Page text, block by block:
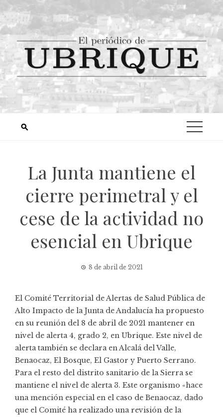
La Junta mantiene el
cierre perimetral y el
cese de la actividad no
esencial en Ubrique
8 de abril de 2021
El Comité Territorial de Alertas de Salud Pública de
Alto Impacto de la Junta de Andalucía ha propuesto
en su reunión del 8 de abril de 2021 mantener en
nivel de alerta 4, grado 2, en Ubrique. Este nivel de
alerta también se declara en Alcalá del Valle,
Benaocaz, El Bosque, El Gastor y Puerto Serrano.
Para el resto del distrito sanitario de la Sierra se
mantiene el nivel de alerta 3. Este organismo «hace
una mención especial en el caso de Benaocaz, dado
que el Comité ha realizado una revisión de la